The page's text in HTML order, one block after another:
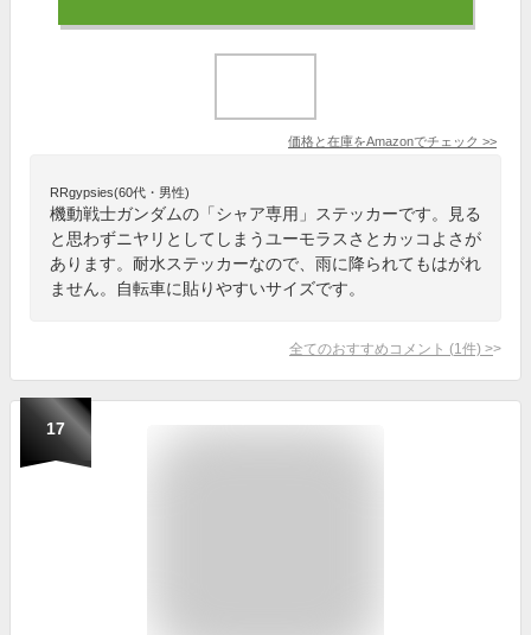
価格と在庫をAmazonでチェック >>
RRgypsies(60代・男性)
機動戦士ガンダムの「シャア専用」ステッカーです。見る
と思わずニヤリとしてしまうユーモラスさとカッコよさが
あります。耐水ステッカーなので、雨に降られてもはがれ
ません。自転車に貼りやすいサイズです。
全てのおすすめコメント (1 件) >
17